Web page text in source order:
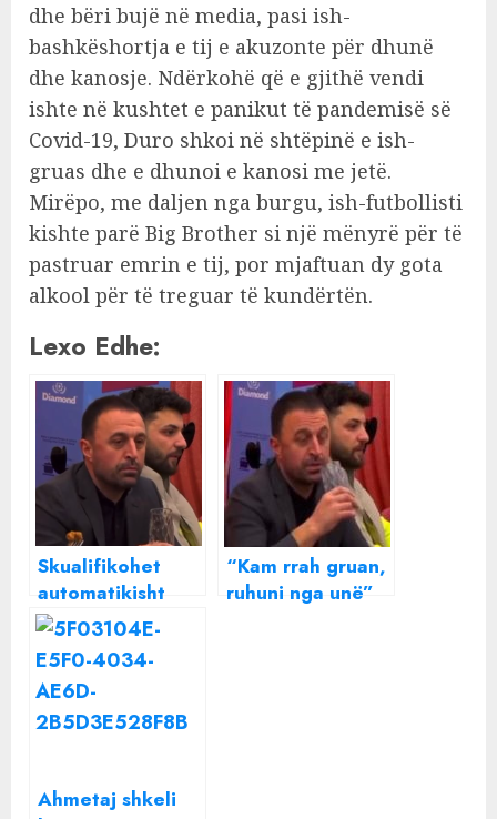
dhe bëri bujë në media, pasi ish-
bashkëshortja e tij e akuzonte për dhunë
dhe kanosje. Ndërkohë që e gjithë vendi
ishte në kushtet e panikut të pandemisë së
Covid-19, Duro shkoi në shtëpinë e ish-
gruas dhe e dhunoi e kanosi me jetë.
Mirëpo, me daljen nga burgu, ish-futbollisti
kishte parë Big Brother si një mënyrë për të
pastruar emrin e tij, por mjaftuan dy gota
alkool për të treguar të kundërtën.
Lexo Edhe:
Skualifikohet
automatikisht
nga “BB VIP”
Klodian Duro
“Kam rrah gruan,
ruhuni nga unë”
Ahmetaj shkeli